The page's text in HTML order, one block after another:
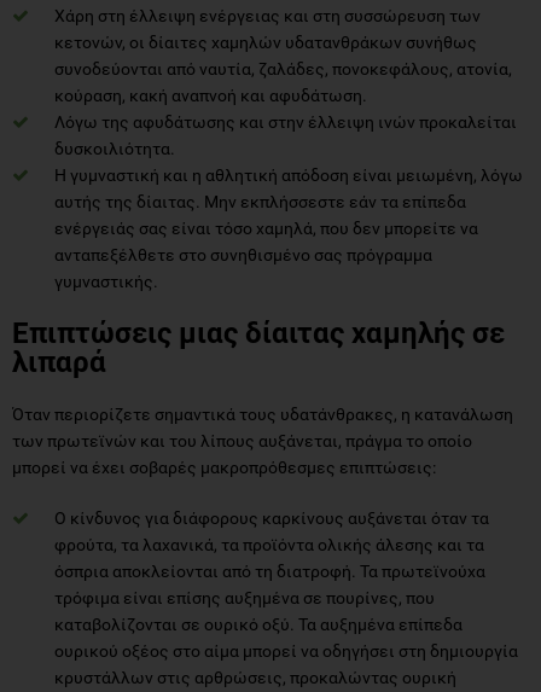
Χάρη στη έλλειψη ενέργειας και στη συσσώρευση των
κετονών, οι δίαιτες χαμηλών υδατανθράκων συνήθως
συνοδεύονται από ναυτία, ζαλάδες, πονοκεφάλους, ατονία,
κούραση, κακή αναπνοή και αφυδάτωση.
Λόγω της αφυδάτωσης και στην έλλειψη ινών προκαλείται
δυσκοιλιότητα.
Η γυμναστική και η αθλητική απόδοση είναι μειωμένη, λόγω
αυτής της δίαιτας. Μην εκπλήσσεστε εάν τα επίπεδα
ενέργειάς σας είναι τόσο χαμηλά, που δεν μπορείτε να
ανταπεξέλθετε στο συνηθισμένο σας πρόγραμμα
γυμναστικής.
Επιπτώσεις μιας δίαιτας χαμηλής σε
λιπαρά
Όταν περιορίζετε σημαντικά τους υδατάνθρακες, η κατανάλωση
των πρωτεϊνών και του λίπους αυξάνεται, πράγμα το οποίο
μπορεί να έχει σοβαρές μακροπρόθεσμες επιπτώσεις:
Ο κίνδυνος για διάφορους καρκίνους αυξάνεται όταν τα
φρούτα, τα λαχανικά, τα προϊόντα ολικής άλεσης και τα
όσπρια αποκλείονται από τη διατροφή. Τα πρωτεϊνούχα
τρόφιμα είναι επίσης αυξημένα σε πουρίνες, που
καταβολίζονται σε ουρικό οξύ. Τα αυξημένα επίπεδα
ουρικού οξέος στο αίμα μπορεί να οδηγήσει στη δημιουργία
κρυστάλλων στις αρθρώσεις, προκαλώντας ουρική